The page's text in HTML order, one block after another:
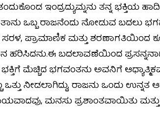
ಇಂದ್ರದ್ಯುಮ್ನನು ತನ್ನ ಭಕ್ತಿಯ
ತಾನು ಒಬ್ಬ ರಾಜನೆಂದು ನೋಡುವ
ಪ್ರಾಮಾಣಿಕ ಮತ್ತು ಶರಣಾಗತಿಯಿಂದ
ಹರಿಸಿದನು.ಈ ಬದಲಾವಣೆಯಿಂದ
ಮೆಚ್ಚಿದ ಭಗವಂತನು ಅವನಿಗೆ
ಒತ್ತು ನೀಡಲಾಗಿದ್ದು, ರಾಜನು ಒಂದು ಉನ್ನತ
ಮನಸು ಪ್ರಶಾಂತವಾಯಿತು